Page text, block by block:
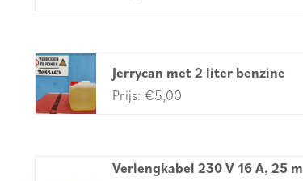
Jerrycan met 2 liter benzine
€5,00
Verlengkabel 230 V 16 A, 25 m